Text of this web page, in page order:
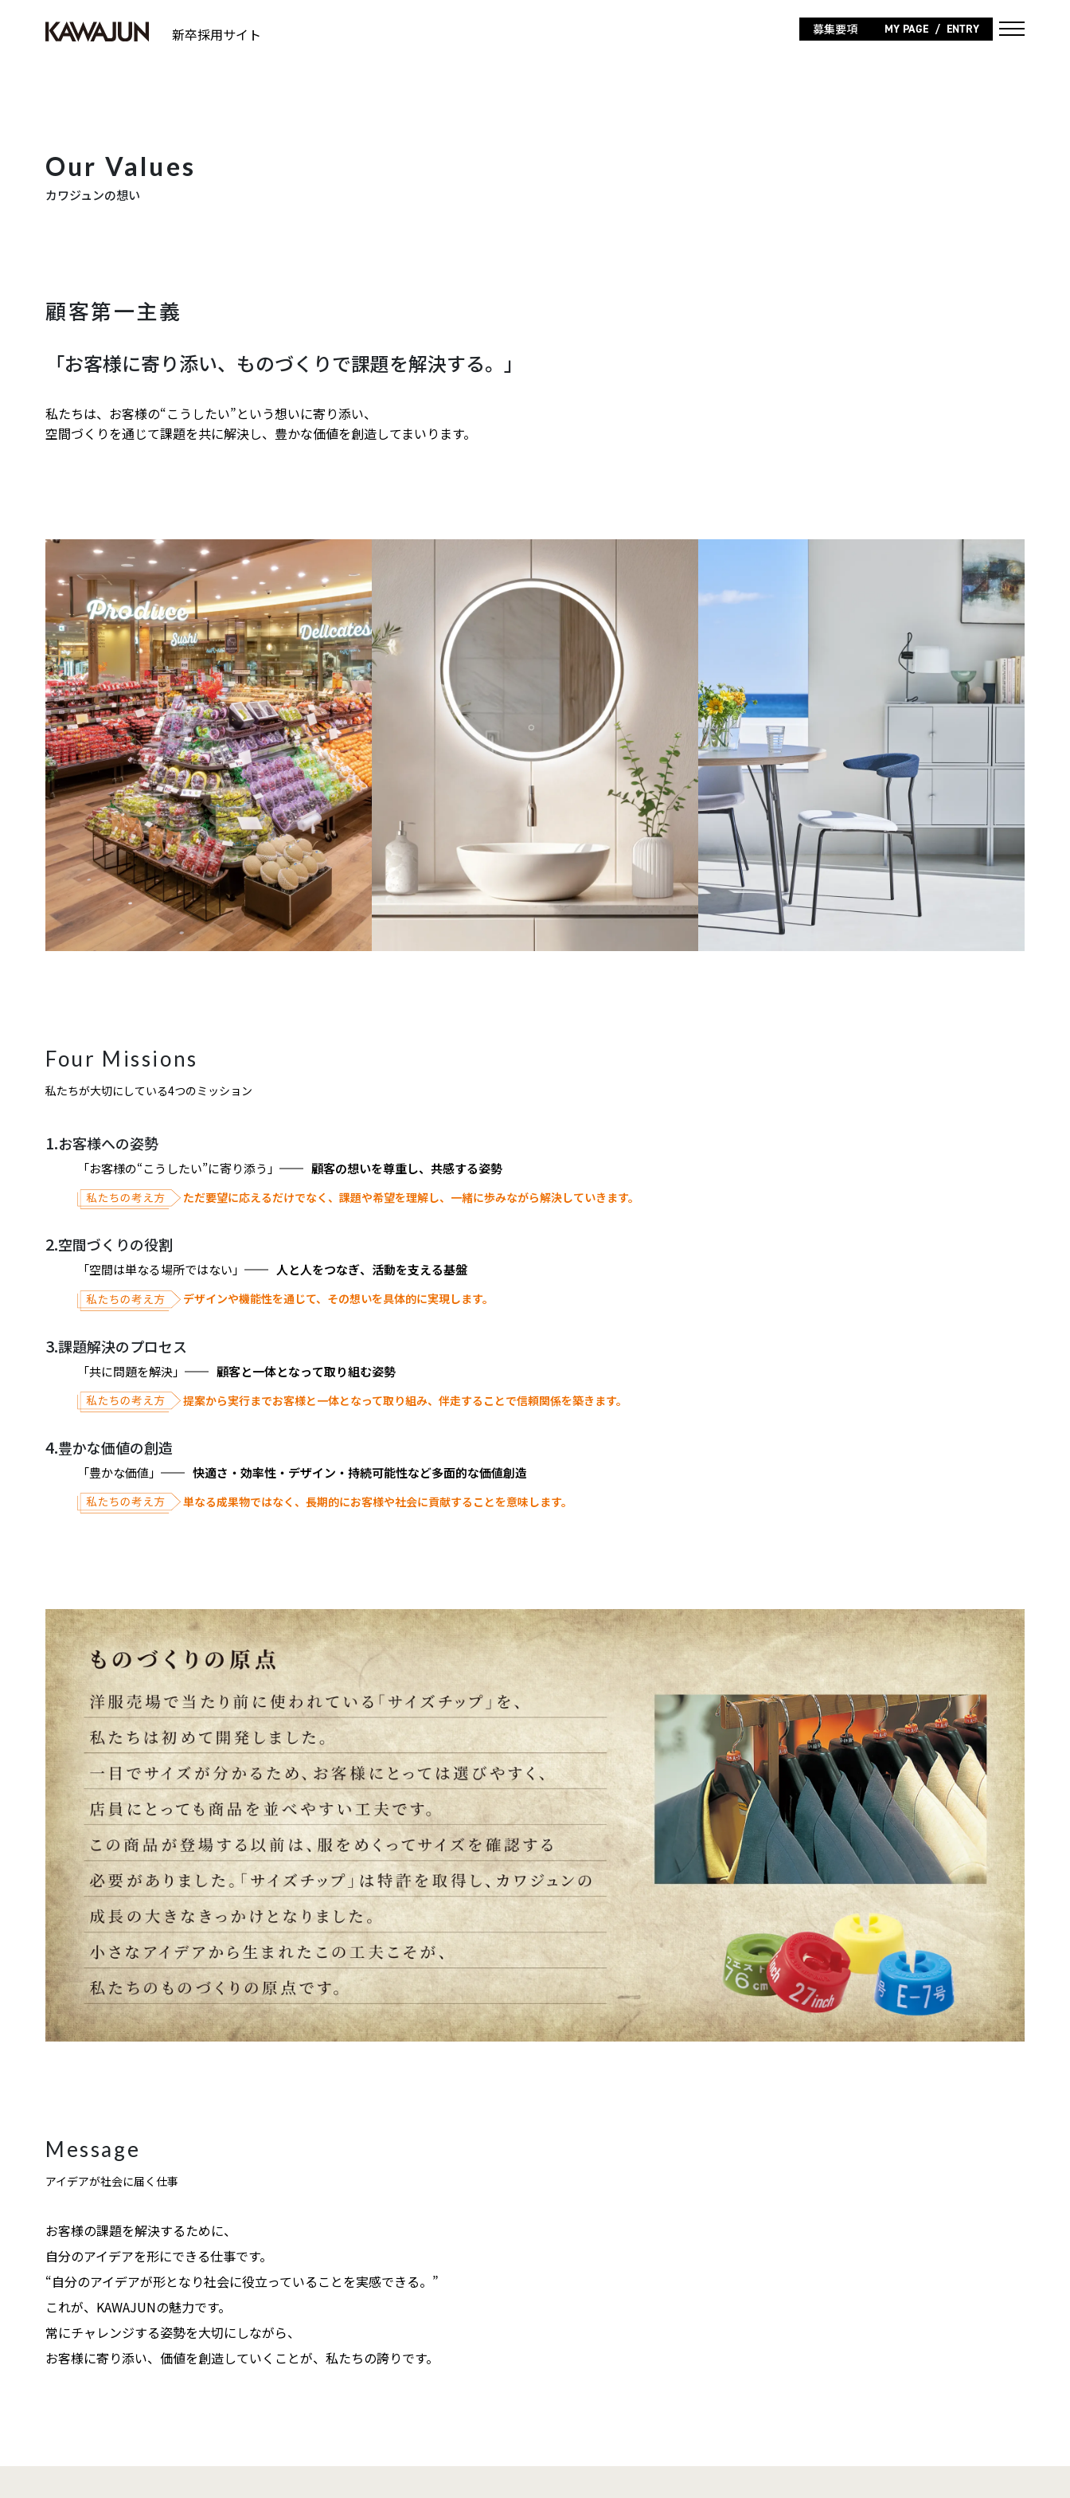
新卒採用サイト 募集要項 MY PAGE ENTRY
Our Values
カワジュンの想い
顧客第一主義
「お客様に寄り添い、ものづくりで課題を解決する。」
私たちは、お客様の“こうしたい”という想いに寄り添い、
空間づくりを通じて課題を共に解決し、豊かな価値を創造してまいります。
Four Missions
私たちが大切にしている4つのミッション
1.お客様への姿勢
「お客様の“こうしたい”に寄り添う」 顧客の想いを尊重し、 共感する姿勢
ただ要望に応えるだけでなく、課題や希望を理解し、一緒に歩みながら解決していきます。
2.空間づくりの役割
「空間は単なる場所ではない」 人と人をつなぎ、 活動を支える基盤
デザインや機能性を通じて、その想いを具体的に実現します。
3.課題解決のプロセス
「共に問題を解決」 顧客と一体となって取り組む姿勢
提案から実行までお客様と一体となって取り組み、伴走することで信頼関係を築きます。
4.豊かな価値の創造
「豊かな価値」 快適さ ・ 効率性 ・ デザイン ・ 持続可能性など多面的な価値創造
単なる成果物ではなく、長期的にお客様や社会に貢献することを意味します。
Message
アイデアが社会に届く仕事
お客様の課題を解決するために、
自分のアイデアを形にできる仕事です。
“自分のアイデアが形となり社会に役立っていることを実感できる。”
これが、KAWAJUNの魅力です。
常にチャレンジする姿勢を大切にしながら、
お客様に寄り添い、価値を創造していくことが、私たちの誇りです。